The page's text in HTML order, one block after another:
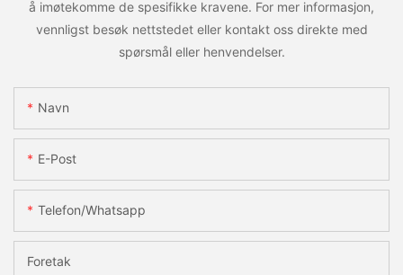
å imøtekomme de spesifikke kravene. For mer informasjon,
vennligst besøk nettstedet eller kontakt oss direkte med
spørsmål eller henvendelser.
Navn
E-Post
Telefon/whatsapp
Foretak